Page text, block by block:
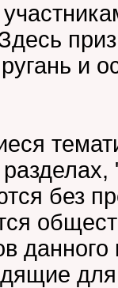
и
без
данного
для